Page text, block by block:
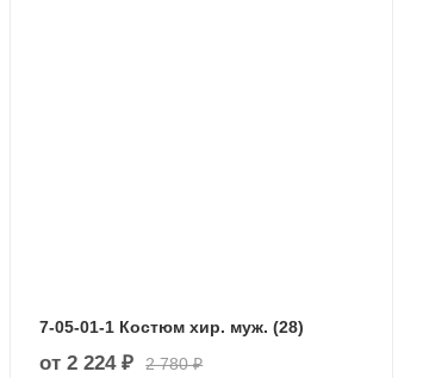
7-05-01-1 Костюм хир. муж. (28)
от2 224 ₽ 2 780 ₽